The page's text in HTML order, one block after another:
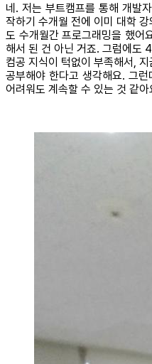
네. 저는 부트캠프를 통해 개발
작하기 수개월 전에 이미 대학
도 수개월간 프로그래밍을 했어
해서 된 건 아닌 거죠. 그럼에도
컴공 지식이 턱없이 부족해서,
공부해야 한다고 생각해요. 그
어려워도 계속할 수 있는 것 같아